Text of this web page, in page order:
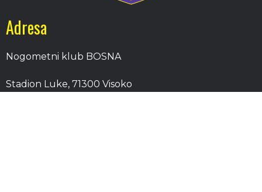
Adresa
Nogometni klub BOSNA
Stadion Luke, 71300 Visoko